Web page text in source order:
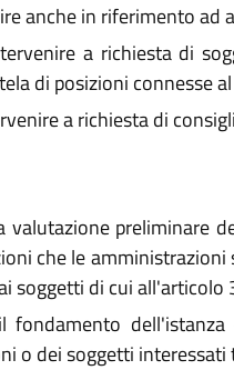
anche in riferimento
a richiesta di
di posizioni connesse
a richiesta di
preliminare
che le
soggetti di cui all'articolo
fondamento
o dei soggetti